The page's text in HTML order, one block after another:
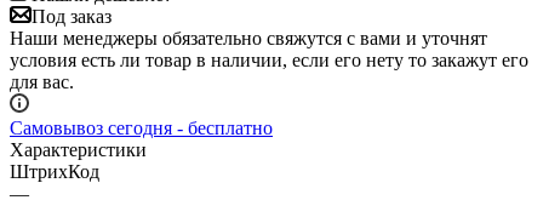
Под заказ
Наши менеджеры обязательно свяжутся с вами и уточнят
условия есть ли товар в наличии, если его нету то закажут его
для вас.
Самовывоз сегодня - бесплатно
Характеристики
ШтрихКод
—